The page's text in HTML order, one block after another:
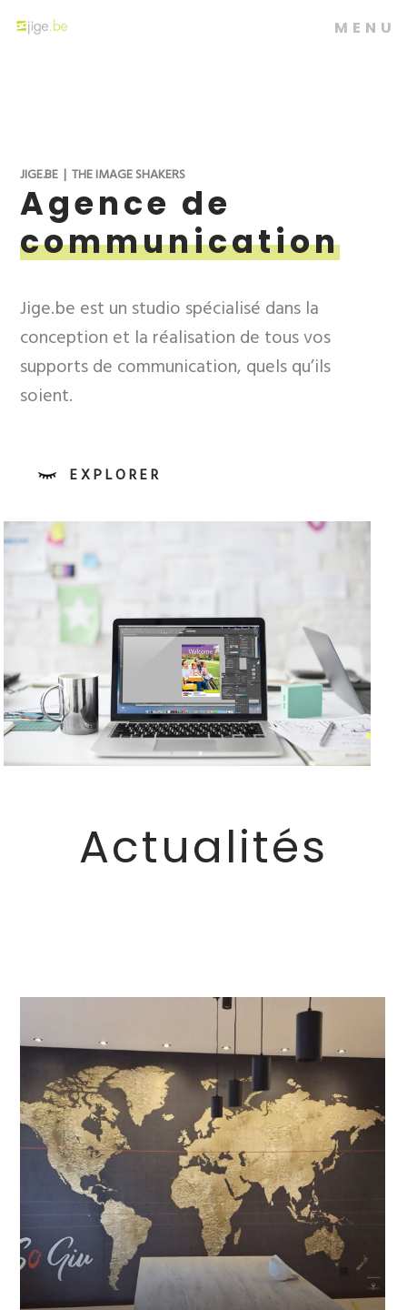
MENU
JIGE.BE | THE IMAGE SHAKERS
Agence de
communication
Jige.be est un studio spécialisé dans la
conception et la réalisation de tous vos
supports de communication, quels qu’ils
soient.
EXPLORER
Actualités